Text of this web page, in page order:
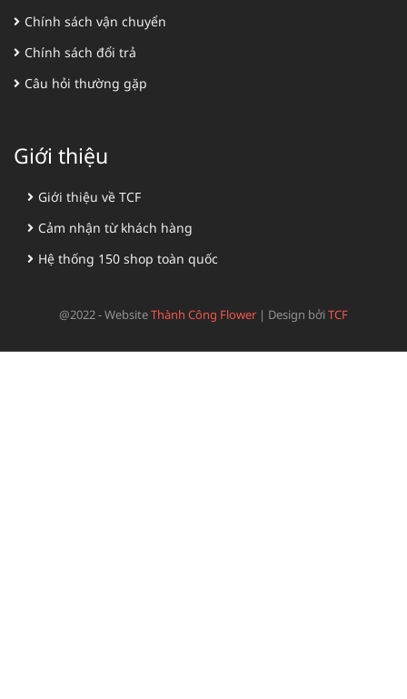
Chính sách vận chuyển
Chính sách đổi trả
Câu hỏi thường gặp
Giới thiệu
Giới thiệu về TCF
Cảm nhận từ khách hàng
Hệ thống 150 shop toàn quốc
@2022 - WebsiteThành Công Flower | Design bởiTCF